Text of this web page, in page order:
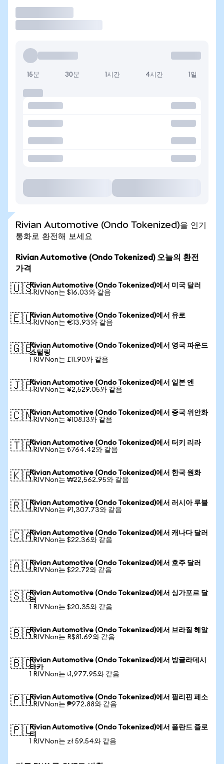
15분 30분 1시간 4시간 1일
Rivian Automotive (Ondo Tokenized)을 인기
통화로 환전해 보세요
Rivian Automotive (Ondo Tokenized) 오늘의 환전
가격
🇺🇸Rivian Automotive (Ondo Tokenized)에서 미국 달러
1 RIVNon는 $16.03와 같음
🇪🇺Rivian Automotive (Ondo Tokenized)에서 유로
1 RIVNon는 €13.93와 같음
🇬🇧Rivian Automotive (Ondo Tokenized)에서 영국 파운드
스털링
1 RIVNon는 £11.90와 같음
🇯🇵Rivian Automotive (Ondo Tokenized)에서 일본 엔
1 RIVNon는 ¥2,529.05와 같음
🇨🇳Rivian Automotive (Ondo Tokenized)에서 중국 위안화
1 RIVNon는 ¥108.13와 같음
🇹🇷Rivian Automotive (Ondo Tokenized)에서 터키 리라
1 RIVNon는 ₺764.42와 같음
🇰🇷Rivian Automotive (Ondo Tokenized)에서 한국 원화
1 RIVNon는 ₩22,562.95와 같음
🇷🇺Rivian Automotive (Ondo Tokenized)에서 러시아 루블
1 RIVNon는 ₽1,307.73와 같음
🇨🇦Rivian Automotive (Ondo Tokenized)에서 캐나다 달러
1 RIVNon는 $22.36와 같음
🇦🇺Rivian Automotive (Ondo Tokenized)에서 호주 달러
1 RIVNon는 $22.72와 같음
🇸🇬Rivian Automotive (Ondo Tokenized)에서 싱가포르 달
러
1 RIVNon는 $20.35와 같음
🇧🇷Rivian Automotive (Ondo Tokenized)에서 브라질 헤알
1 RIVNon는 R$81.69와 같음
🇧🇩Rivian Automotive (Ondo Tokenized)에서 방글라데시
타카
1 RIVNon는 ৳1,977.95와 같음
🇵🇭Rivian Automotive (Ondo Tokenized)에서 필리핀 페소
1 RIVNon는 ₱972.88와 같음
🇵🇱Rivian Automotive (Ondo Tokenized)에서 폴란드 즐로
티
1 RIVNon는 zł 59.54와 같음